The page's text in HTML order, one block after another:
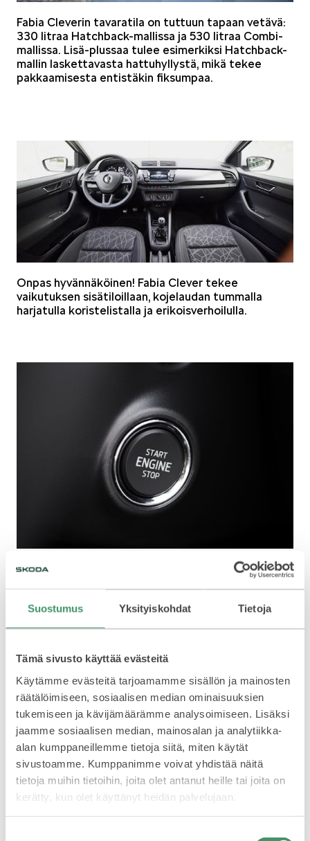
Suostumus Yksityiskohdat Tietoja
Tämä sivusto käyttää evästeitä
Käytämme evästeitä tarjoamamme sisällön ja mainosten
räätälöimiseen, sosiaalisen median ominaisuuksien
tukemiseen ja kävijämäärämme analysoimiseen. Lisäksi
jaamme sosiaalisen median, mainosalan ja analytiikka-
alan kumppaneillemme tietoja siitä, miten käytät
sivustoamme. Kumppanimme voivat yhdistää näitä
tietoja muihin tietoihin, joita olet antanut heille tai joita on
kerätty, kun olet käyttänyt heidän palvelujaan.
MEIDÄN ŠKODAMME
ŠKODA PALVELEE
ŠKODA MEDIASSA
SPONSOROINTI & YHTEISTYÖ
KLASSIKOT
RALLI
Fabia Cleverin tavaratila on tuttuun tapaan vetävä:
330 litraa Hatchback-mallissa ja 530 litraa Combi-
mallissa. Lisä-plussaa tulee esimerkiksi Hatchback-
mallin laskettavasta hattuhyllystä, mikä tekee
pakkaamisesta entistäkin fiksumpaa.
Onpas hyvännäköinen! Fabia Clever tekee
vaikutuksen sisätiloillaan, kojelaudan tummalla
harjatulla koristelistalla ja erikoisverhoilulla.